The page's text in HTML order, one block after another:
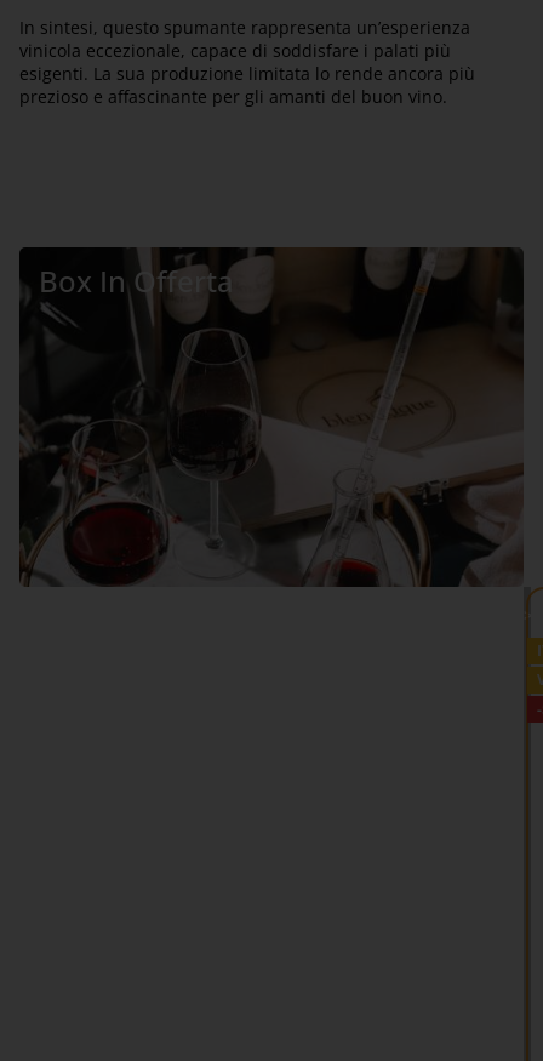
In sintesi, questo spumante rappresenta un’esperienza
vinicola eccezionale, capace di soddisfare i palati più
esigenti. La sua produzione limitata lo rende ancora più
prezioso e affascinante per gli amanti del buon vino.
Box In Offerta